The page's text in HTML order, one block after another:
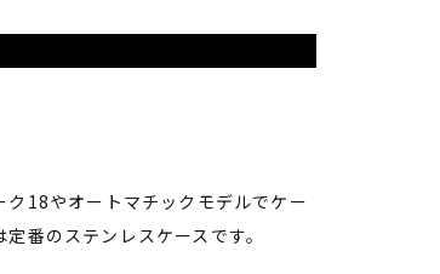
18やオートマチックモデルでケー
番のステンレスケースです。